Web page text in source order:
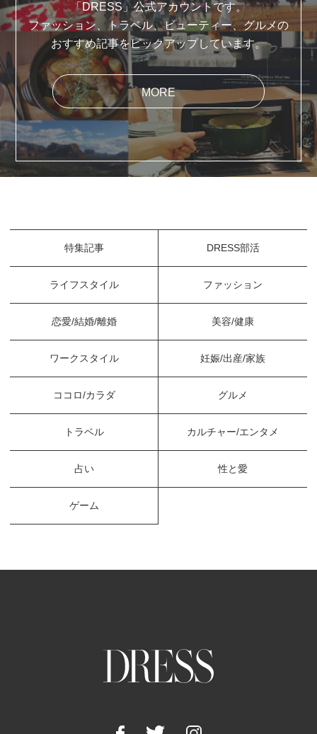
「DRESS」公式アカウントです。
ファッション、トラベル、ビューティー、グルメの
おすすめ記事をピックアップしています。
MORE
特集記事 DRESS部活
ライフスタイル ファッション
恋愛/結婚/離婚 美容/健康
ワークスタイル 妊娠/出産/家族
ココロ/カラダ グルメ
トラベル カルチャー/エンタメ
占い 性と愛
ゲーム